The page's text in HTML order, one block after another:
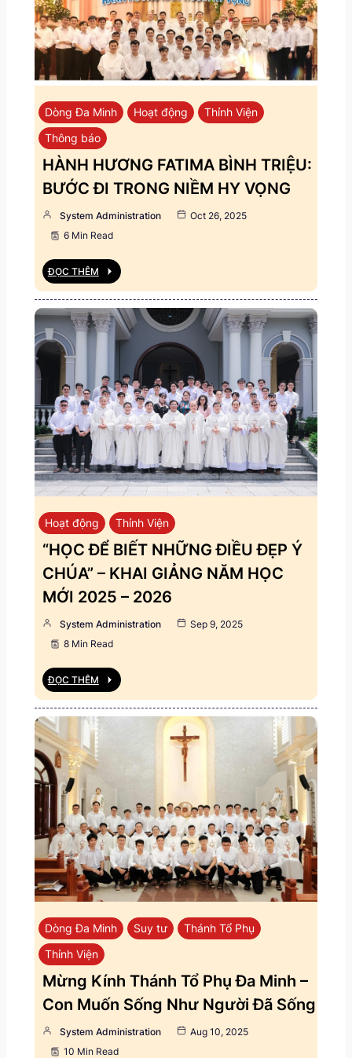
Dòng Đa Minh Hoạt động
Thỉnh Viện
Thông báo
HÀNH HƯƠNG FATIMA BÌNH TRIỆU:
BƯỚC ĐI TRONG NIỀM HY VỌNG
System Administration
Oct 26, 2025
6 Min Read
ĐỌC THÊM
Hoạt động Thỉnh Viện
“HỌC ĐỂ BIẾT NHỮNG ĐIỀU ĐẸP Ý
CHÚA” – KHAI GIẢNG NĂM HỌC
MỚI 2025 – 2026
System Administration
Sep 9, 2025
8 Min Read
ĐỌC THÊM
Dòng Đa Minh Suy tư
Thánh Tổ Phụ
Thỉnh Viện
Mừng Kính Thánh Tổ Phụ Đa Minh –
Con Muốn Sống Như Người Đã Sống
System Administration
Aug 10, 2025
10 Min Read